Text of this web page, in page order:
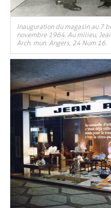
Inauguration du magasin au 7
novembre 1964. Au milieu,
Arch. mun. Angers, 24 Num 16.